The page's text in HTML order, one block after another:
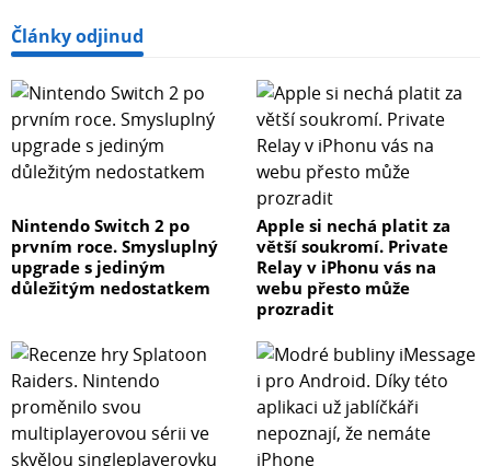
Články odjinud
Nintendo Switch 2 po
prvním roce. Smysluplný
upgrade s jediným
důležitým nedostatkem
Apple si nechá platit za
větší soukromí. Private
Relay v iPhonu vás na
webu přesto může
prozradit